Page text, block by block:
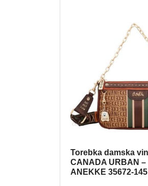
Torebka damska
CANADA URBAN –
ANEKKE 35672-145